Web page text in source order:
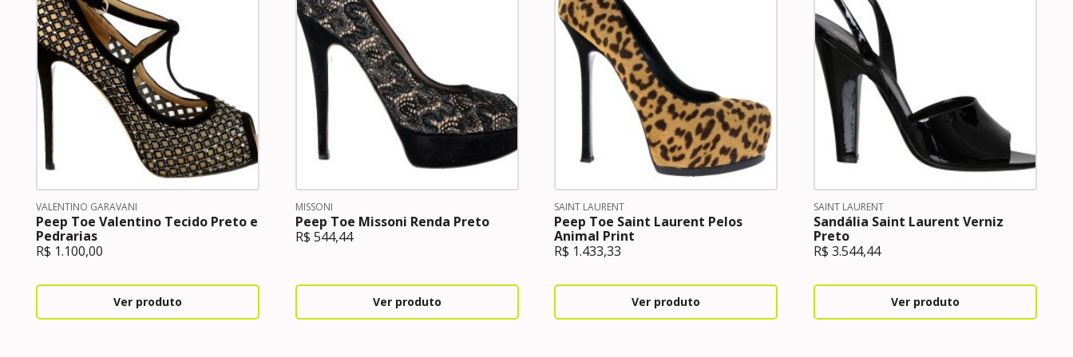
VALENTINO GARAVANI
Peep Toe Valentino Tecido Preto e
Pedrarias
R$ 1.100,00
Ver produto
MISSONI
Peep Toe Missoni Renda Preto
R$ 544,44
Ver produto
SAINT LAURENT
Peep Toe Saint Laurent Pelos
Animal Print
R$ 1.433,33
Ver produto
SAINT LAURENT
Sandália Saint Laurent Verniz
Preto
R$ 3.544,44
Ver produto